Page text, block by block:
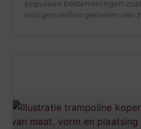
populaire bestemmingen
reizigers willen genieten van